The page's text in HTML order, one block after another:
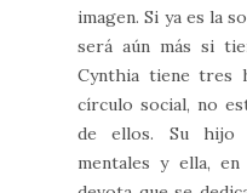
imagen. Si ya es la
será aún más si
Cynthia tiene tres
círculo social, no
de ellos. Su hijo
mentales y ella,